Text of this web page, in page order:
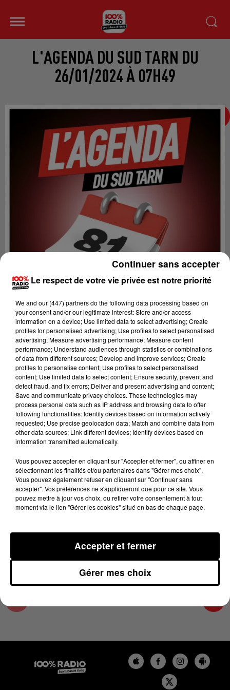
L'AGENDA DU SUD TARN DU
26/01/2024 À 07H49
Lecture (1 min 14 sec)
100%
100% Radio l'agenda du sud Tarn
26 janvier 2024 - 1 min 14 sec
L'AGENDA DU SUD TARN DU 26/01/2024 À
07H49
L'AGENDA DU SUD TARN
Le respect de votre vie privée est notre priorité
We and our (447) partnersdo the following data processing based on
your consent and/or our legitimate interest: Store and/or access
information on a device; Use limited data to select advertising; Create
profiles for personalised advertising; Use profiles to select personalised
advertising; Measure advertising performance; Measure content
performance; Understand audiences through statistics or combinations
of data from different sources; Develop and improve services; Create
profiles to personalise content; Use profiles to select personalised
content; Use limited data to select content; Ensure security, prevent and
detect fraud, and fix errors; Deliver and present advertising and content;
Save and communicate privacy choices. These technologies may
process personal data such as IP address and browsing data to offer
following functionalities: Identify devices based on information actively
requested; Use precise geolocation data; Match and combine data from
other data sources; Link different devices; Identify devices based on
information transmitted automatically.
Vous pouvez accepter en cliquant sur "Accepter et fermer", ou affiner en
sélectionnant les finalités et/ou partenaires dans "Gérer mes choix".
Vous pouvez également refuser en cliquant sur "Continuer sans
accepter". Vos préférences ne s'appliqueront que pour ce site. Vous
pouvez mettre à jour vos choix, ou retirer votre consentement à tout
moment via le lien "Gérer les cookies" situé en bas de chaque page.
Gérer mes choix
Accepter et fermer
Continuer sans accepter